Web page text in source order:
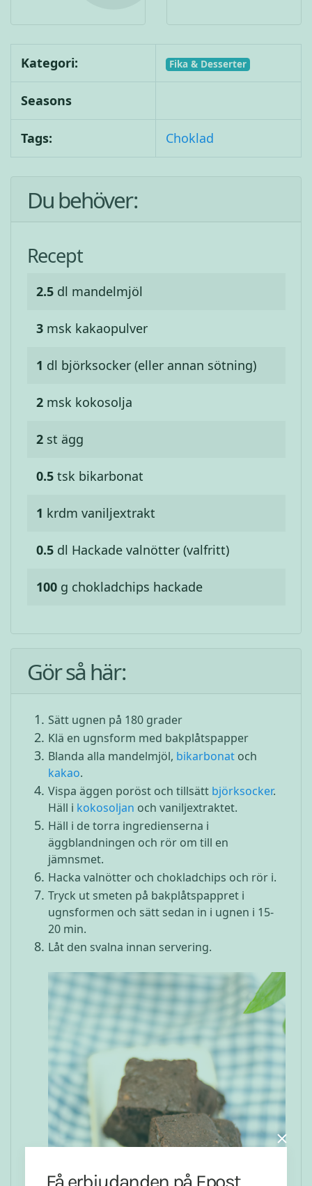
Kategori: Fika & Desserter
Seasons
Tags: Choklad
Du behöver:
Recept
2.5 dl mandelmjöl
3 msk kakaopulver
1 dl björksocker (eller annan sötning)
2 msk kokosolja
2 st ägg
0.5 tsk bikarbonat
1 krdm vaniljextrakt
0.5 dl Hackade valnötter (valfritt)
100 g chokladchips hackade
Gör så här:
Sätt ugnen på 180 grader
Klä en ugnsform med bakplåtspapper
Blanda alla mandelmjöl, bikarbonat och
kakao.
Vispa äggen poröst och tillsätt björksocker.
Häll i kokosoljan och vaniljextraktet.
Häll i de torra ingredienserna i
äggblandningen och rör om till en
jämnsmet.
Hacka valnötter och chokladchips och rör i.
Tryck ut smeten på bakplåtspappret i
ugnsformen och sätt sedan in i ugnen i 15-
20 min.
Låt den svalna innan servering.
Få erbjudanden på Epost